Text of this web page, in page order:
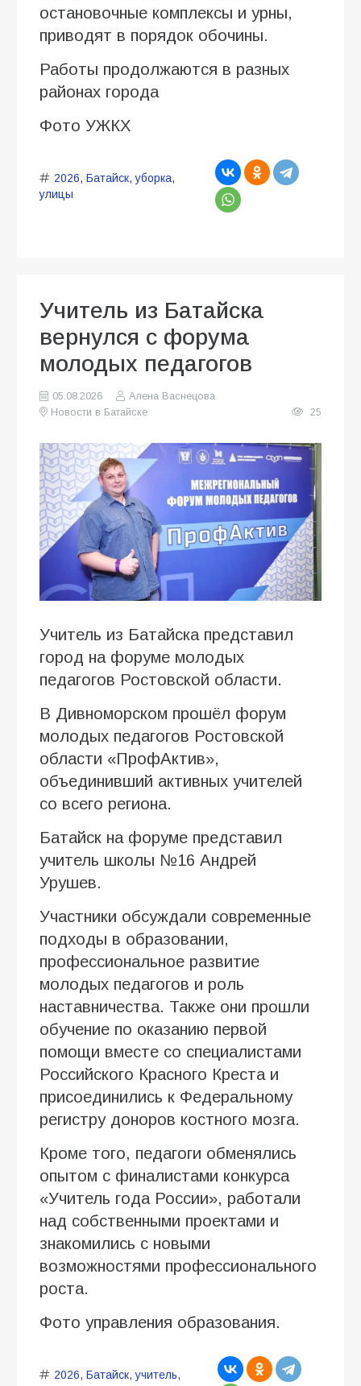
остановочные комплексы и урны,
приводят в порядок обочины.
Работы продолжаются в разных
районах города
Фото УЖКХ
2026, Батайск,уборка,
улицы
Учитель из Батайска
вернулся с форума
молодых педагогов
05.08.2026
Алена Васнецова
Новости в Батайске
25
Учитель из Батайска представил
город на форуме молодых
педагогов Ростовской области.
В Дивноморском прошёл форум
молодых педагогов Ростовской
области «ПрофАктив»,
объединивший активных учителей
со всего региона.
Батайск на форуме представил
учитель школы №16 Андрей
Урушев.
Участники обсуждали современные
подходы в образовании,
профессиональное развитие
молодых педагогов и роль
наставничества. Также они прошли
обучение по оказанию первой
помощи вместе со специалистами
Российского Красного Креста и
присоединились к Федеральному
регистру доноров костного мозга.
Кроме того, педагоги обменялись
опытом с финалистами конкурса
«Учитель года России», работали
над собственными проектами и
знакомились с новыми
возможностями профессионального
роста.
Фото управления образования.
2026, Батайск,учитель,